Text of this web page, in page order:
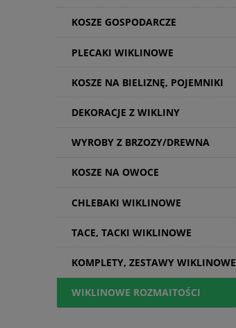
KOSZE GOSPODARCZE
PLECAKI WIKLINOWE
KOSZE NA BIELIZNĘ, POJEMNIKI
DEKORACJE Z WIKLINY
WYROBY Z BRZOZY/DREWNA
KOSZE NA OWOCE
CHLEBAKI WIKLINOWE
TACE, TACKI WIKLINOWE
KOMPLETY, ZESTAWY WIKLINOWE
WIKLINOWE ROZMAITOŚCI